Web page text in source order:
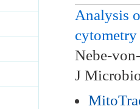
Analysis
Nebe-
J